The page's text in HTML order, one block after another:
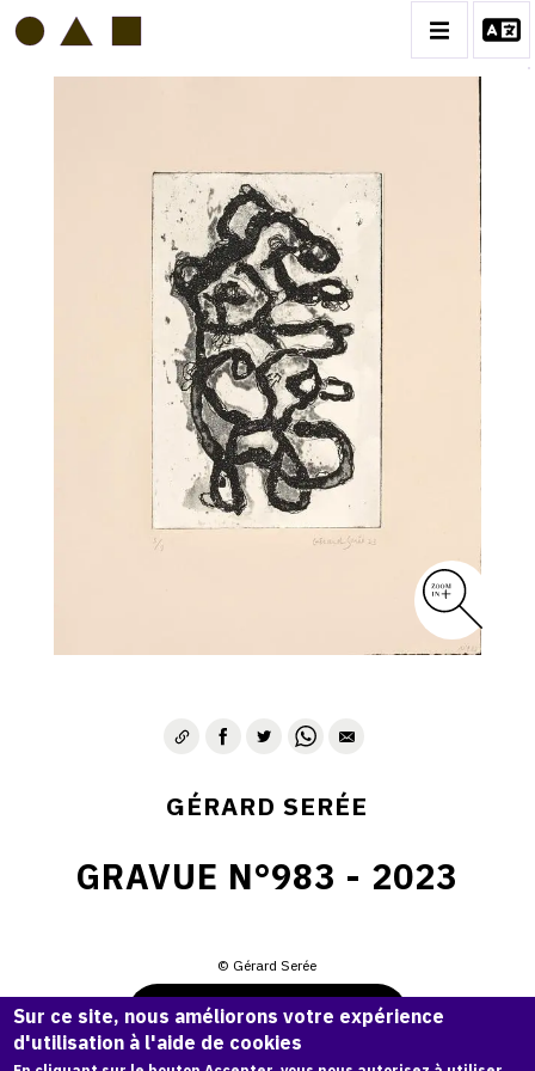
GÉRARD SERÉE
BIOGRAPHIE
CATALOGUE DES OEUVRES
CONTACT
GÉRARD SERÉE
GRAVUE N°983 - 2023
© Gérard Serée
Demande d'information
Sur ce site, nous améliorons votre expérience
d'utilisation à l'aide de cookies